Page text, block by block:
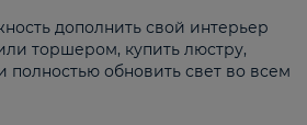
дополнить свой интерьер
торшером, купить люстру,
полностью обновить свет во всем